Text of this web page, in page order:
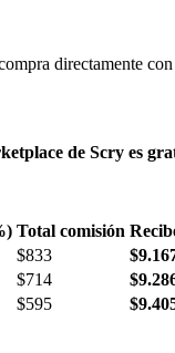
directamente
de Scry es
Total comisión
$833
$714
$595